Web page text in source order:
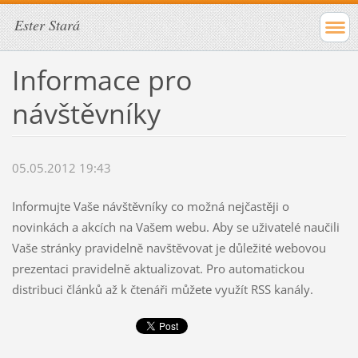
Ester Stará
Informace pro
návštěvníky
05.05.2012 19:43
Informujte Vaše návštěvníky co možná nejčastěji o
novinkách a akcích na Vašem webu. Aby se uživatelé naučili
Vaše stránky pravidelně navštěvovat je důležité webovou
prezentaci pravidelně aktualizovat. Pro automatickou
distribuci článků až k čtenáři můžete využít RSS kanály.